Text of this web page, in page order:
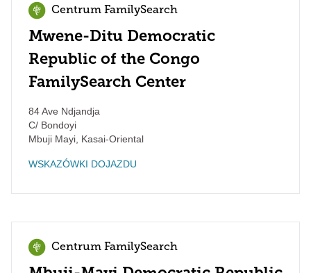
Centrum FamilySearch
Mwene-Ditu Democratic
Republic of the Congo
FamilySearch Center
84 Ave Ndjandja
C/ Bondoyi
Mbuji Mayi Kasai-Oriental
WSKAZÓWKI DOJAZDU
Centrum FamilySearch